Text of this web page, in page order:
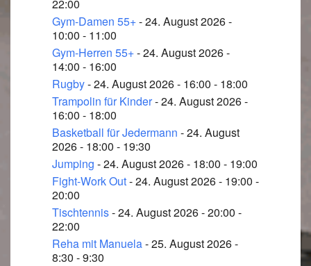
22:00
Gym-Damen 55+- 24. August 2026 -
10:00 - 11:00
Gym-Herren 55+- 24. August 2026 -
14:00 - 16:00
Rugby- 24. August 2026 - 16:00 - 18:00
Trampolin für Kinder- 24. August 2026 -
16:00 - 18:00
Basketball für Jedermann - 24. August
2026 - 18:00 - 19:30
Jumping - 24. August 2026 - 18:00 - 19:00
Fight-Work Out- 24. August 2026 - 19:00 -
20:00
Tischtennis- 24. August 2026 - 20:00 -
22:00
Reha mit Manuela- 25. August 2026 -
8:30 - 9:30